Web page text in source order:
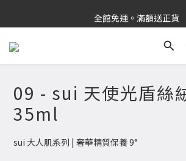
新品上市✨PDRN抗老精華
全館免運。滿額送正貨
新品上市✨PDRN抗老精華
09 - sui 天使光盾絲
35ml
sui 大人肌系列 | 奢華精質保養 9°